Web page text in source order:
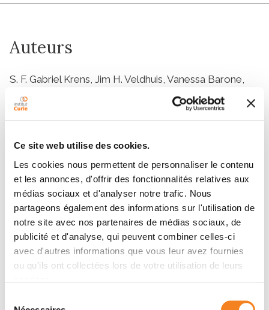
Ce site web utilise des cookies.
Les cookies nous permettent de personnaliser le contenu
et les annonces, d'offrir des fonctionnalités relatives aux
médias sociaux et d'analyser notre trafic. Nous
partageons également des informations sur l'utilisation de
notre site avec nos partenaires de médias sociaux, de
publicité et d'analyse, qui peuvent combiner celles-ci
avec d'autres informations que vous leur avez fournies
ou qu'ils ont collectées lors de votre utilisation de leurs
Auteurs
S. F. Gabriel Krens, Jim H. Veldhuis, Vanessa Barone,
Daniel Čapek, Jean-Léon Maître, G. Wayne Brodland,
Carl-Philipp Heisenberg
Résumé
The segregation of different cell types into distinct
tissues is a fundamental process in metazoan
development. Differences in cell adhesion and cortex
tension are commonly thought to drive cell sorting by
regulating tissue surface tension (TST). However, the
role that differential TST plays in cell segregation